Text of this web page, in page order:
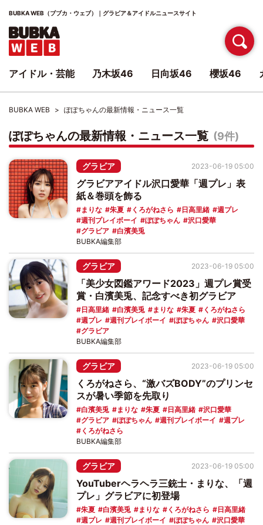
BUBKA WEB（ブブカ・ウェブ）｜グラビア＆アイドルニュースサイト
BUBKA WEB ぽぽちゃんの最新情報・ニュース一覧
ぽぽちゃんの最新情報・ニュース一覧 (9件)
グラビア
グラビアアイドル沢口愛華「週プレ」表
紙＆巻頭を飾る
まりな 朱夏 くろがねさら 日高里緒
週プレ
週刊プレイボーイ
ぽぽちゃん
沢口愛華
グラビア
白濱美兎
2023-06-19 05:00
BUBKA編集部
グラビア
「美少女図鑑アワード2023」週プレ賞受
賞・白濱美兎、記念すべき初グラビア
日高里緒 白濱美兎 まりな 朱夏
くろがねさら
週プレ
週刊プレイボーイ ぽぽちゃん
沢口愛華
グラビア
2023-06-19 05:00
BUBKA編集部
グラビア
くろがねさら、“激バズBODY”のプリンセ
スが暑い季節を先取り
白濱美兎 まりな 朱夏 日高里緒
沢口愛華
グラビア
ぽぽちゃん 週刊プレイボーイ
週プレ
くろがねさら
2023-06-19 05:00
BUBKA編集部
グラビア
YouTuberヘラヘラ三銃士・まりな、「週
プレ」グラビアに初登場
朱夏 白濱美兎 まりな くろがねさら
日高里緒
週プレ
週刊プレイボーイ ぽぽちゃん
沢口愛華
2023-06-19 05:00
アイドル・芸能 乃木坂46 日向坂46 櫻坂46